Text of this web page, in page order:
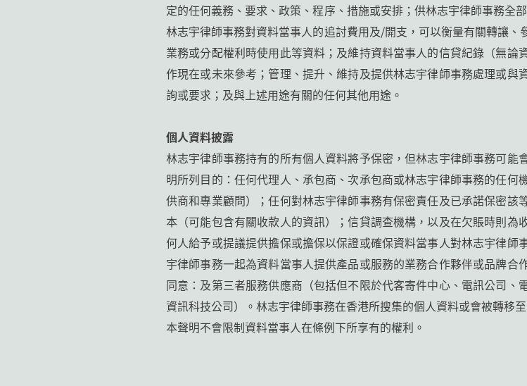
定的任何義務、要求、政策、程序、措施或安排；供林志宇律師事務全
林志宇律師事務對資料當事人的追討費用及/開支，可以衡量有關轉讓
業務或分配權利時使用此等資料；及維持資料當事人的信貸紀錄（無論
作現在或未來參考；管理、提升、維持及提供林志宇律師事務處理或
詢或要求；及與上述用途有關的任何其他用途。
個人資料披露
林志宇律師事務持有的所有個人資料將予保密，但林志宇律師事務可
明所列目的：任何代理人、承包商、次承包商或林志宇律師事務的任
供商和專業顧問）；任何對林志宇律師事務有保密責任及已承諾保密
本（可能包含有關收款人的資訊）；信貸調查機構，以及在欠賬時則
何人給予或提議提供擔保或擔保以保證或確保資料當事人對林志宇律
宇律師事務一起為資料當事人提供產品或服務的業務合作夥伴或品牌合
同意：及第三者服務供應商（包括但不限於代客寄件中心、電訊公司
資訊科技公司）。林志宇律師事務在香港所搜集的個人資料或會被轉移
本聲明不會限制資料當事人在條例下所享有的權利。